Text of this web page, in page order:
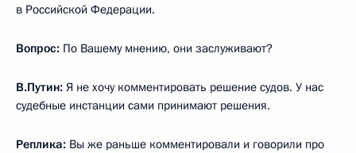
в Российской Федерации.
Вопрос: По Вашему мнению, они заслуживают?
В.Путин: Я не хочу комментировать решение судов. У нас
судебные инстанции сами принимают решения.
Реплика: Вы же раньше комментировали и говорили про